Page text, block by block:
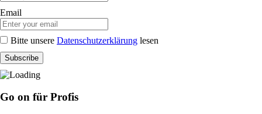
Email
Bitte unsere Datenschutzerklärung lesen
Go on für Profis